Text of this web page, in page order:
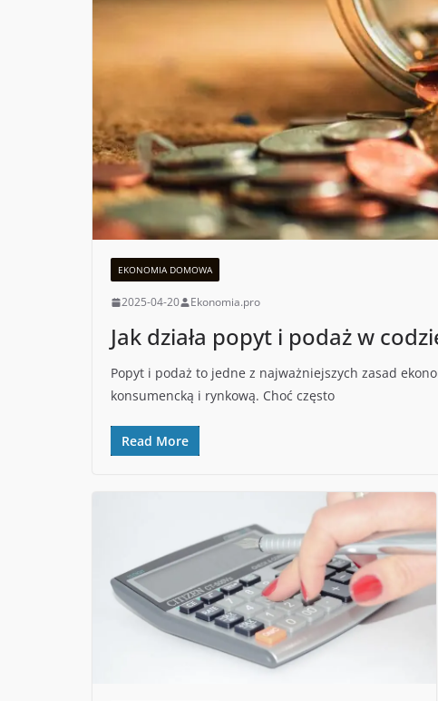
EKONOMIA DOMOWA
2025-04-20 Ekonomia.pro
Jak działa popyt i podaż w
Popyt i podaż to jedne z najważniejszych zasad
konsumencką i rynkową. Choć często
Read More